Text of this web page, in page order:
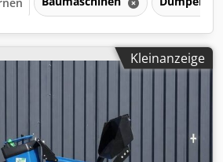
Kleinanzeige